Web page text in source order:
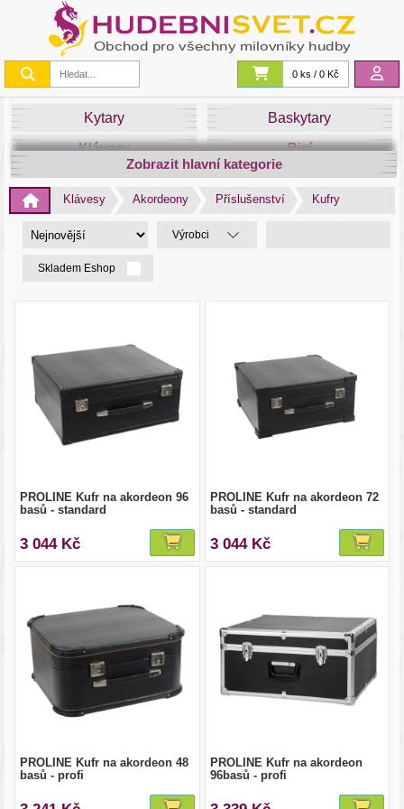
0 ks / 0 Kč
Kytary
Baskytary
Klávesy
Bicí
Smyčce
Dechy
DJ
Zvuk&Studio
Zobrazit hlavní kategorie
Klávesy Akordeony Příslušenství Kufry
Výrobci
Skladem Eshop
PROLINE Kufr na akordeon 96
basů - standard
3 044 Kč
PROLINE Kufr na akordeon 72
basů - standard
3 044 Kč
PROLINE Kufr na akordeon 48
basů - profi
PROLINE Kufr na akordeon
96basů - profi